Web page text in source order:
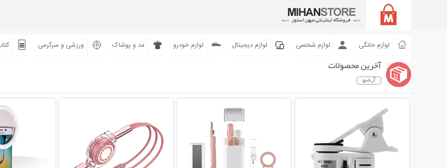
لوازم خانگی لوازم شخصی لوازم دیجیتال لوازم خودرو مد و پوشاک ورزشی و سرگرمی
آخرین محصولات
آرشیو